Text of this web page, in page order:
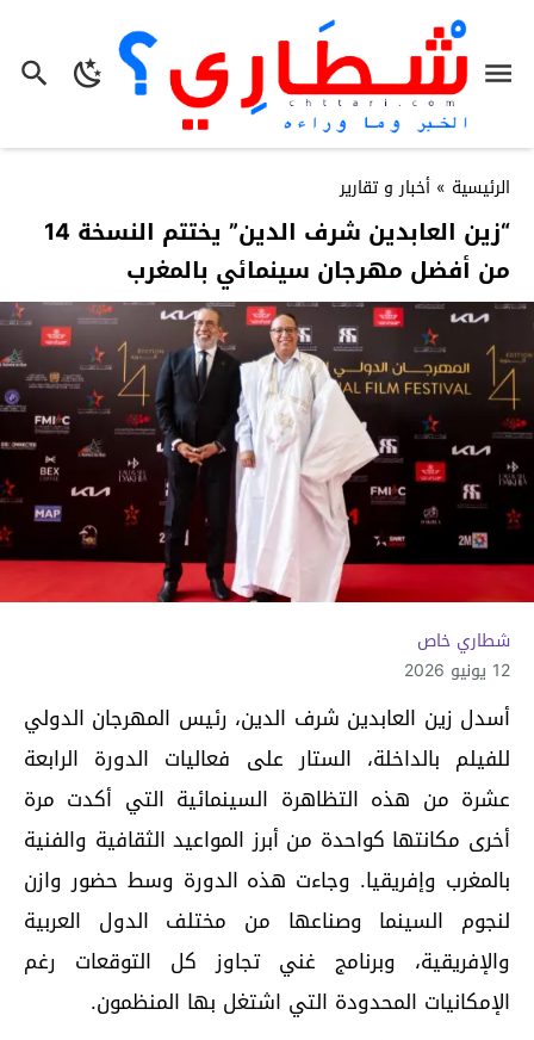
الرئيسية » أخبار و تقارير
“زين العابدين شرف الدين” يختتم النسخة 14
من أفضل مهرجان سينمائي بالمغرب
شطاري خاص
12 يونيو 2026
أسدل زين العابدين شرف الدين، رئيس المهرجان الدولي
للفيلم بالداخلة، الستار على فعاليات الدورة الرابعة
عشرة من هذه التظاهرة السينمائية التي أكدت مرة
أخرى مكانتها كواحدة من أبرز المواعيد الثقافية والفنية
بالمغرب وإفريقيا. وجاءت هذه الدورة وسط حضور وازن
لنجوم السينما وصناعها من مختلف الدول العربية
والإفريقية، وبرنامج غني تجاوز كل التوقعات رغم
الإمكانيات المحدودة التي اشتغل بها المنظمون.